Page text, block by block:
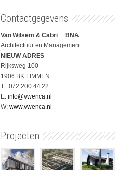
Contactgegevens
Van Wilsem & Cabri BNA
Architectuur en Management
NIEUW ADRES
Rijksweg 100
1906 BK LIMMEN
T : 072 200 44 22
E:info@vwenca.nl
W:www.vwenca.nl
Projecten